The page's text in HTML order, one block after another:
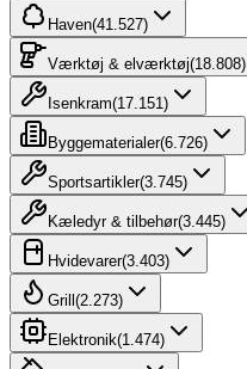
Haven(41.527)
Værktøj & elværktøj(18.808)
Isenkram(17.151)
Byggematerialer(6.726)
Sportsartikler(3.745)
Kæledyr & tilbehør(3.445)
Hvidevarer(3.403)
Grill (2.273)
Elektronik(1.474)